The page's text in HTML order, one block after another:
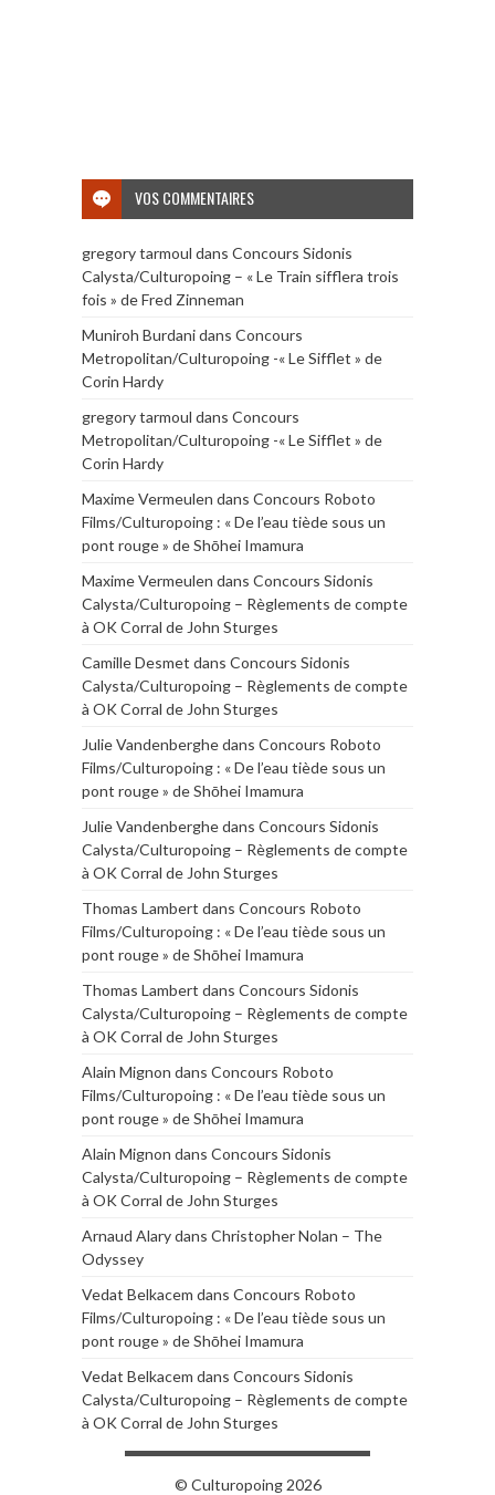
VOS COMMENTAIRES
gregory tarmoul dans Concours Sidonis
Calysta/Culturopoing – « Le Train sifflera trois
fois » de Fred Zinneman
Muniroh Burdanidans Concours
Metropolitan/Culturopoing -« Le Sifflet » de
Corin Hardy
gregory tarmoul dans Concours
Metropolitan/Culturopoing -« Le Sifflet » de
Corin Hardy
Maxime Vermeulen dans Concours Roboto
Films/Culturopoing : « De l’eau tiède sous un
pont rouge » de Shōhei Imamura
Maxime Vermeulen dans Concours Sidonis
Calysta/Culturopoing – Règlements de compte
à OK Corral de John Sturges
Camille Desmet dans Concours Sidonis
Calysta/Culturopoing – Règlements de compte
à OK Corral de John Sturges
Julie Vandenberghedans Concours Roboto
Films/Culturopoing : « De l’eau tiède sous un
pont rouge » de Shōhei Imamura
Julie Vandenberghedans Concours Sidonis
Calysta/Culturopoing – Règlements de compte
à OK Corral de John Sturges
Thomas Lambert dans Concours Roboto
Films/Culturopoing : « De l’eau tiède sous un
pont rouge » de Shōhei Imamura
Thomas Lambert dans Concours Sidonis
Calysta/Culturopoing – Règlements de compte
à OK Corral de John Sturges
Alain Mignon dans Concours Roboto
Films/Culturopoing : « De l’eau tiède sous un
pont rouge » de Shōhei Imamura
Alain Mignon dans Concours Sidonis
Calysta/Culturopoing – Règlements de compte
à OK Corral de John Sturges
Arnaud Alarydans Christopher Nolan – The
Odyssey
Vedat Belkacem dans Concours Roboto
Films/Culturopoing : « De l’eau tiède sous un
pont rouge » de Shōhei Imamura
Vedat Belkacem dans Concours Sidonis
Calysta/Culturopoing – Règlements de compte
à OK Corral de John Sturges
© Culturopoing 2026